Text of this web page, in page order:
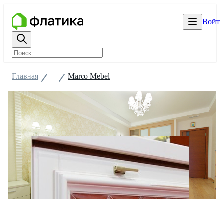
Главная Marco Mebel